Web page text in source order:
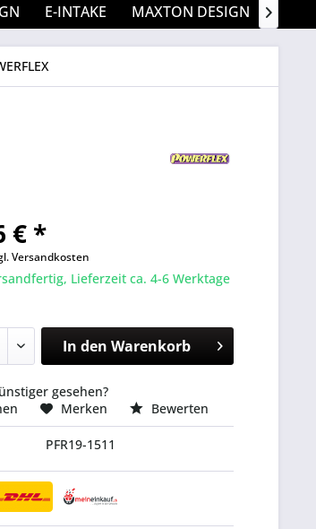
E-INTAKE MAXTON DESIGN 
€ *
Versandkosten
Lieferzeit ca. 4-6 Werktage
In den Warenkorb
gesehen?
Merken Bewerten
PFR19-1511